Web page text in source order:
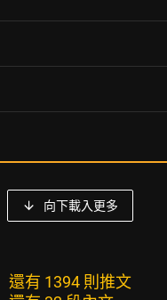
向下載入更多
還有 1394 則推文